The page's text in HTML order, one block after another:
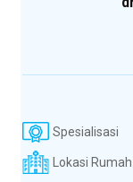
Spesialisasi
Lokasi